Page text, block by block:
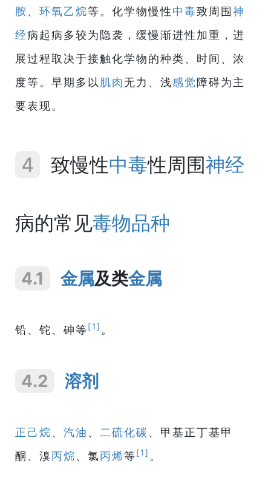
胺、 环氧乙烷等。化学物慢性中毒致周围 神
经病起病多较为隐袭，缓慢渐进性加重，进
展过程取决于接触化学物的种类、时间、浓
度等。早期多以 肌肉无力、浅感觉障碍为主
要表现。
4 致慢性中毒性周围神经
病的常见毒物品种
4.1 金属及类金属
铅、铊、砷等[1] 。
4.2 溶剂
正己烷、 汽油 、 二硫化碳 、甲基正丁基甲
酮、溴丙烷、氯丙烯等[1] 。